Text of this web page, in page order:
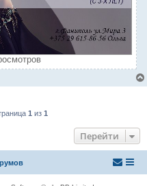
1 из 1
Перейти